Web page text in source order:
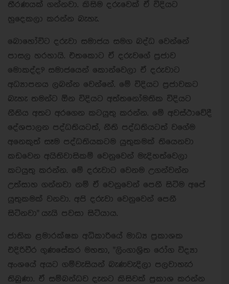
තීරණයක් ගන්නවා. කිසිම දරුවෙක් ඒ විදියට
හුදෙකලා කරන්න බැහැ.
බොහෝවිට දරුවා සමාජය සමග බද්ධ වෙන්නේ
පාසල හරහායි. එතකොට ඒ දරුවගේ ප්‍රජාව
මොකද්ද? සමාජයෙන් කොන්වෙලා ඒ දරුවාට
අධ්‍යාපනය ලබන්න වෙන්නේ. මේ විදියට ප්‍රජාවකට
බැහැ තමන්ට ඕන විදියට අත්තනෝමතික විදියට
නීතිය අතට අරගෙන කටයුතු කරන්න. මේ අවස්ථාවේදී
දේශපාලන පද්ධතියටත්, නීති පද්ධතියටත් වගේම
අනෙකුත් සෑම පද්ධතියකටම යුතුකමක් තියෙනවා
කඩවෙන අයිතිවාසිකම් වෙනුවෙන් මැදිහත්වෙලා
කටයුතු කරන්න. මේ දරුවාට වෙනම උගන්වන්න
උත්සාහ ගන්නවා නම් ඒ වෙනුවෙන් පෙනී සිටිම අපේ
යුතුකමක් වනවා. අපි දරුවා වෙනුවෙන් පෙනී
සිටිනවා" යැයි පවසා සිටියාය.
ජාතික ළමාරක්ෂක අධිකාරියේ මාධ්‍ය ප්‍රකාශක
එදිරිවීර ගුණසේකර මහතා, "ලිංගාශ්‍රිත රෝග විද්‍යා
අංශයේ අයට ගම්වැසියන් බැණවැදිලා පලවාහැර
තිබුණා. ඒ සම්බන්ධව දැනට කිසිවක් ප්‍රකාශ කරන්න